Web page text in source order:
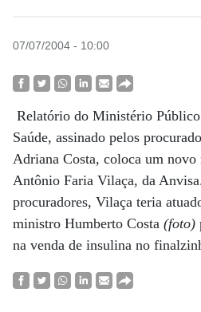
07/07/2004 - 10:00
Relatório do Ministério
Saúde, assinado pelos
Adriana Costa, coloca um novo
Antônio Faria Vilaça, da
procuradores, Vilaça teria
ministro Humberto Costa (foto)
na venda de insulina no